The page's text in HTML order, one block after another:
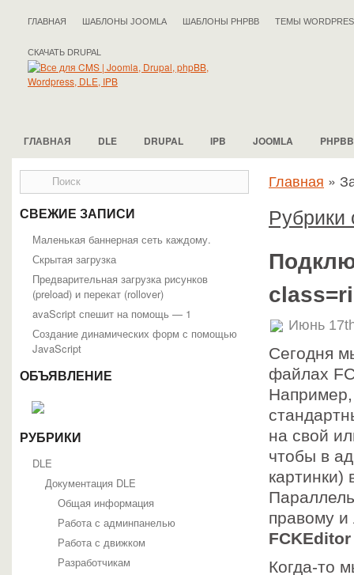
ГЛАВНАЯ ШАБЛОНЫ JOOMLA ШАБЛОНЫ PHPBB ТЕМЫ
СКАЧАТЬ DRUPAL
ГЛАВНАЯ DLE DRUPAL IPB JOOMLA PHPBB
СВЕЖИЕ ЗАПИСИ
Маленькая баннерная сеть каждому.
Скрытая загрузка
Предварительная загрузка рисунков
(preload) и перекат (rollover)
avaScript спешит на помощь — 1
Создание динамических форм с помощью
JavaScript
ОБЪЯВЛЕНИЕ
РУБРИКИ
DLE
Документация DLE
Общая информация
Работа с админпанелью
Работа с движком
Разработчикам
Главная »
Рубрики
Июнь
Сегодня
файлах
на свой
чтобы в
картинки)
правому
Когда-то